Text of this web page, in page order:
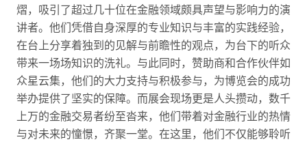
熠，吸引了超过几十位在金融领域颇具声望与影响力的演
讲者。他们凭借自身深厚的专业知识与丰富的实践经验，
在台上分享着独到的见解与前瞻性的观点，为台下的听众
带来一场场知识的洗礼。与此同时，赞助商和合作伙伴如
众星云集，他们的大力支持与积极参与，为博览会的成功
举办提供了坚实的保障。而展会现场更是人头攒动，数千
上万的金融交易者纷至沓来，他们带着对金融行业的热情
与对未来的憧憬，齐聚一堂。在这里，他们不仅能够聆听